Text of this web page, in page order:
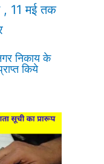
निकाय के
किये